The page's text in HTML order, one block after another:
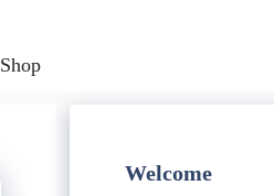
Shop
Welcome